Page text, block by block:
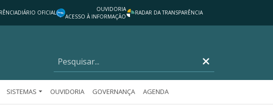
DIÁRIO OFICIAL
OUVIDORIA
ACESSO À INFORMAÇÃO
RADAR DA TRANSPARÊNCIA
SISTEMAS OUVIDORIA GOVERNANÇA AGENDA